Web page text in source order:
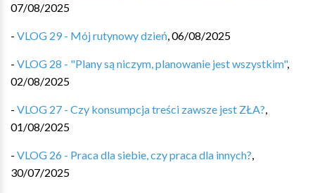
07/08/2025
- VLOG 29 - Mój rutynowy dzień,06/08/2025
- VLOG 28 - "Plany są niczym, planowanie jest wszystkim",
02/08/2025
- VLOG 27 - Czy konsumpcja treści zawsze jest ZŁA?,
01/08/2025
- VLOG 26 - Praca dla siebie, czy praca dla innych?,
30/07/2025